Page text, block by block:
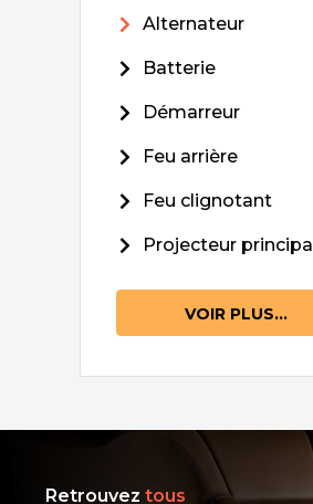
Alternateur
Batterie
Démarreur
Feu arrière
Feu clignotant
Projecteur principal
VOIR PLUS...
Retrouvez tous